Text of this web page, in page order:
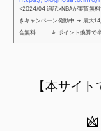
<2024/04 追記>NBAが実質無
きキャンペーン発動中 → 最
合無料 ↓ ポイント換算で半年
NBAを見る方法」が「楽天モバ
【本サイ